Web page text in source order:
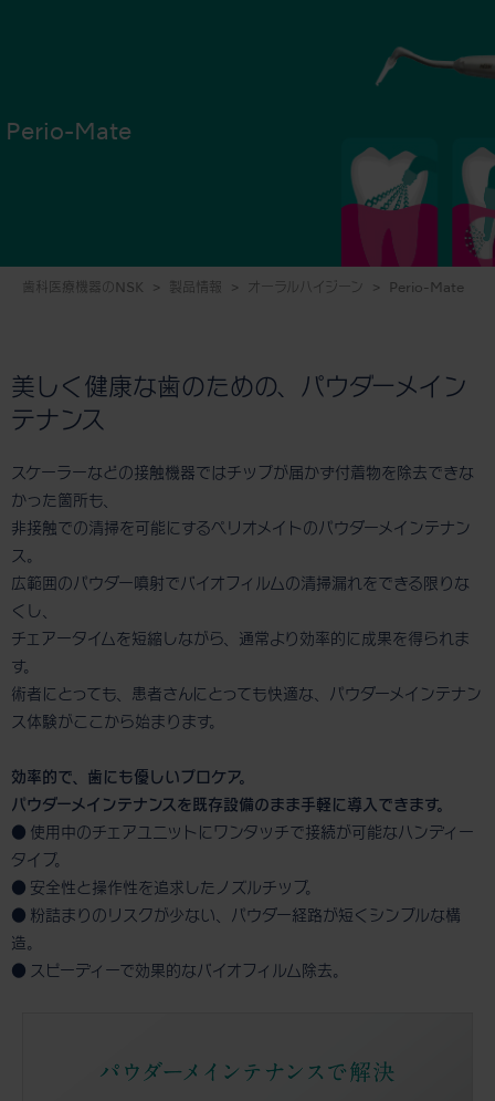
Perio-Mate
歯科医療機器のNSK 製品情報 オーラルハイジーン Perio-Mate
美しく健康な歯のための、パウダーメイン
テナンス
スケーラーなどの接触機器ではチップが届かず付着物を除去できな
かった箇所も、
非接触での清掃を可能にするペリオメイトのパウダーメインテナン
ス。
広範囲のパウダー噴射でバイオフィルムの清掃漏れをできる限りな
くし、
チェアータイムを短縮しながら、通常より効率的に成果を得られま
す。
術者にとっても、患者さんにとっても快適な、パウダーメインテナン
ス体験がここから始まります。
効率的で、歯にも優しいプロケア。
パウダーメインテナンスを既存設備のまま手軽に導入できます。
● 使用中のチェアユニットにワンタッチで接続が可能なハンディー
タイプ。
● 安全性と操作性を追求したノズルチップ。
● 粉詰まりのリスクが少ない、パウダー経路が短くシンプルな構
造。
● スピーディーで効果的なバイオフィルム除去。